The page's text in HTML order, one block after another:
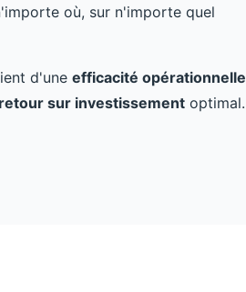
où, sur n'importe quel
d'une efficacité opérationnelle
retour sur investissement optimal.